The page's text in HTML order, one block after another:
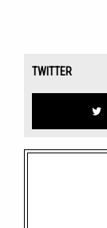
TWITTER